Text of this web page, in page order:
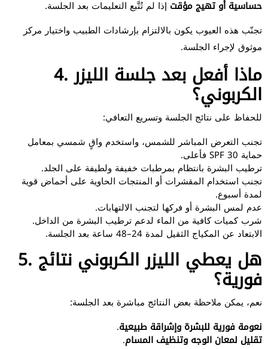
حساسية أو تهيج مؤقت إذا لم تُتَّبع التعليمات بعد الجلسة.
تجنّب هذه العيوب يكون بالالتزام بإرشادات الطبيب واختيار مركز
موثوق لإجراء الجلسة.
4. ماذا أفعل بعد جلسة الليزر
الكربوني؟
للحفاظ على نتائج الجلسة وتسريع التعافي:
تجنب التعرض المباشر للشمس، واستخدم واقٍ شمسي بمعامل
حماية SPF 30 فأعلى.
ترطيب البشرة بانتظام بمرطبات خفيفة ولطيفة على الجلد.
تجنب استخدام المقشرات أو المنتجات الحاوية على أحماض قوية
لمدة أسبوع.
عدم لمس البشرة أو فركها لتجنب الالتهابات.
شرب كميات كافية من الماء لدعم ترطيب البشرة من الداخل.
الابتعاد عن المكياج الثقيل لمدة 24–48 ساعة بعد الجلسة.
5. هل يعطي الليزر الكربوني نتائج
فورية؟
نعم، يمكن ملاحظة بعض النتائج مباشرة بعد الجلسة:
نعومة فورية للبشرة وإشراقة طبيعية.
تقليل لمعان الوجه وتنظيف المسام.